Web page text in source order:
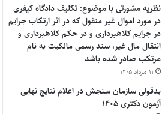
نظریه مشورتی با موضوع: تکلیف دادگاه کیفری
در مورد اموال غیر منقول که در اثر ارتکاب جرایم
در جرایم کلاهبرداری و در حکم کلاهبرداری و
انتقال مال غیر، سند رسمی مالکیت به نام
مرتکب صادر شده باشد
۱۱ مرداد ۱۴۰۵
بدقولی سازمان سنجش در اعلام نتایج نهایی
آزمون دکتری ۱۴۰۵